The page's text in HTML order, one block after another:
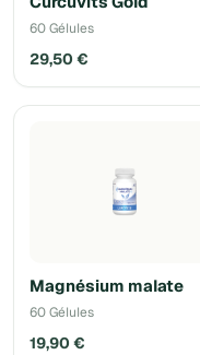
60 Gélules
29,50 €
Magnésium malate
60 Gélules
19,90 €